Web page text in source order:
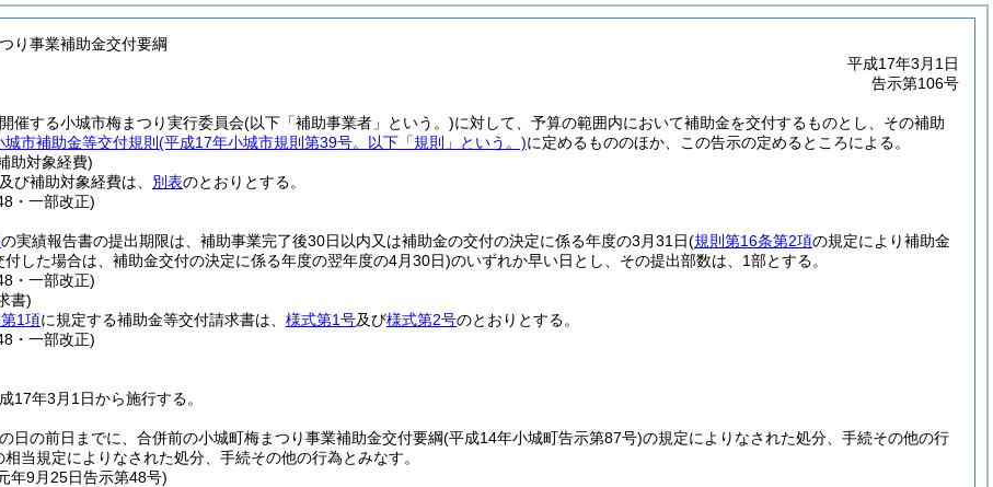
り事業補助金交付要綱
平成17年3月1日
告示第106号
催する小城市梅まつり実行委員会(以下「補助事業者」という。)に対して、予算の範囲内において補助金を交付するものとし、その補助
城市補助金等交付規則 (平成17年小城市規則第39号。以下「規則」という。)に定めるもののほか、この告示の定めるところによる。
助対象経費)
び補助対象経費は、 別表のとおりとする。
・一部改正)
の実績報告書の提出期限は、補助事業完了後30日以内又は補助金の交付の決定に係る年度の3月31日(規則第16条第2項の規定により補助金
した場合は、補助金交付の決定に係る年度の翌年度の4月30日)のいずれか早い日とし、その提出部数は、1部とする。
・一部改正)
書)
1項に規定する補助金等交付請求書は、 様式第1号及び様式第2号のとおりとする。
・一部改正)
17年3月1日から施行する。
日の前日までに、合併前の小城町梅まつり事業補助金交付要綱(平成14年小城町告示第87号)の規定によりなされた処分、手続その他の行
当規定によりなされた処分、手続その他の行為とみなす。
年9月25日告示第48号)